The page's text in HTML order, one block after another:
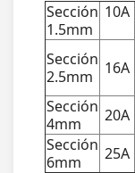
Sección
1.5mm
10A
Sección
2.5mm
16A
Sección
4mm
20A
Sección
6mm
25A